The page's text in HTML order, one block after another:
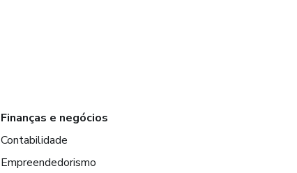
Finanças e negócios
Contabilidade
Empreendedorismo